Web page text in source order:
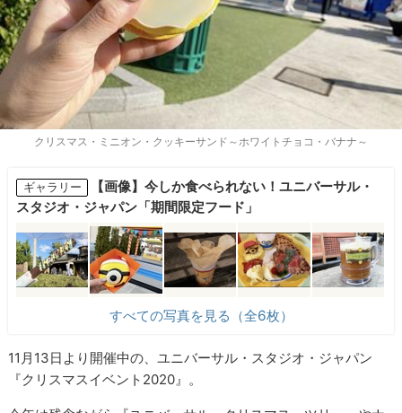
クリスマス・ミニオン・クッキーサンド～ホワイトチョコ・バナナ～
ギャラリー
【画像】今しか食べられない！ユニバーサル・
スタジオ・ジャパン「期間限定フード」
すべての写真を見る（全6枚）
11月13日より開催中の、ユニバーサル・スタジオ・ジャパン
『クリスマスイベント2020』。